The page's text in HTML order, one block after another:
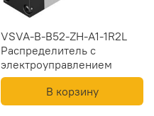
VSVA-B-B52-ZH-A1-1R2L
Распределитель с
электроуправлением
В корзину